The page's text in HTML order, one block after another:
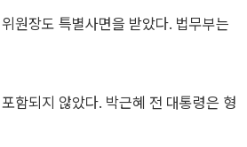
원장도 특별사면을 받았다. 법무부는
함되지 않았다. 박근혜 전 대통령은 형